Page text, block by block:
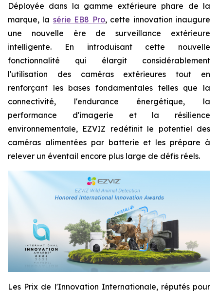
Déployée dans la gamme extérieure phare de la
marque, la série EB8 Pro, cette innovation inaugure
une nouvelle ère de surveillance extérieure
intelligente. En introduisant cette nouvelle
fonctionnalité qui élargit considérablement
l'utilisation des caméras extérieures tout en
renforçant les bases fondamentales telles que la
connectivité, l'endurance énergétique, la
performance d'imagerie et la résilience
environnementale, EZVIZ redéfinit le potentiel des
caméras alimentées par batterie et les prépare à
relever un éventail encore plus large de défis réels.
Les Prix de l'Innovation Internationale, réputés pour